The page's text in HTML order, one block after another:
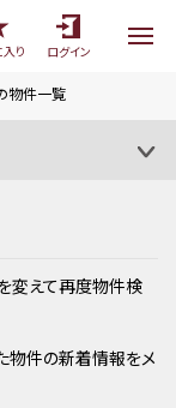
り
ログイン
物件一覧
変えて再度物件検
物件の新着情報をメ